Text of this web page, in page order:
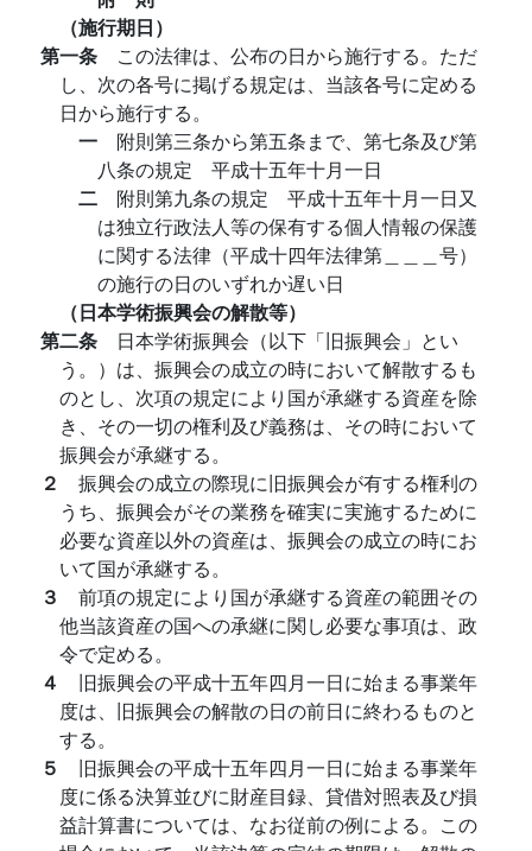
（施行期日）
第一条 この法律は、公布の日から施行する。ただ
し、次の各号に掲げる規定は、当該各号に定める
日から施行する。
一 附則第三条から第五条まで、第七条及び第
八条の規定 平成十五年十月一日
二 附則第九条の規定 平成十五年十月一日又
は独立行政法人等の保有する個人情報の保護
に関する法律（平成十四年法律第＿＿＿号）
の施行の日のいずれか遅い日
（日本学術振興会の解散等）
第二条 日本学術振興会（以下「旧振興会」とい
う。）は、振興会の成立の時において解散するも
のとし、次項の規定により国が承継する資産を除
き、その一切の権利及び義務は、その時において
振興会が承継する。
２ 振興会の成立の際現に旧振興会が有する権利の
うち、振興会がその業務を確実に実施するために
必要な資産以外の資産は、振興会の成立の時にお
いて国が承継する。
３ 前項の規定により国が承継する資産の範囲その
他当該資産の国への承継に関し必要な事項は、政
令で定める。
４ 旧振興会の平成十五年四月一日に始まる事業年
度は、旧振興会の解散の日の前日に終わるものと
する。
５ 旧振興会の平成十五年四月一日に始まる事業年
度に係る決算並びに財産目録、貸借対照表及び損
益計算書については、なお従前の例による。この